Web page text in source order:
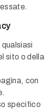
sito o della
con
specifico